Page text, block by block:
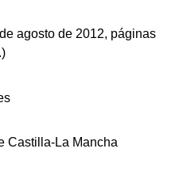
agosto de 2012, páginas
)
Castilla-La Mancha